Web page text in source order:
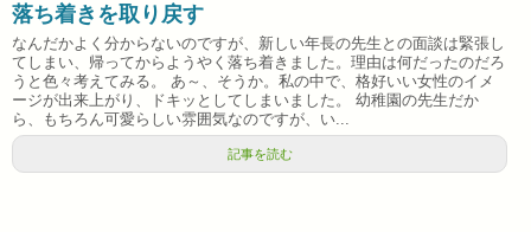
落ち着きを取り戻す
なんだかよく分からないのですが、新しい年長の先生との面談は緊張し
てしまい、帰ってからようやく落ち着きました。理由は何だったのだろ
うと色々考えてみる。 あ～、そうか。私の中で、格好いい女性のイメ
ージが出来上がり、ドキッとしてしまいました。 幼稚園の先生だか
ら、もちろん可愛らしい雰囲気なのですが、い...
記事を読む